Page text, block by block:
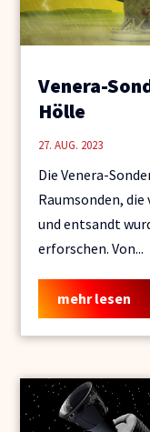
Venera-
Hölle
27. AUG. 2023
Die Venera-
Raumsonden,
und entsandt
erforschen. Von...
mehr lesen